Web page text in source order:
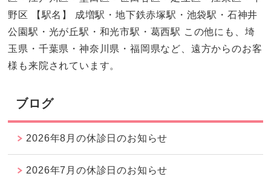
野区 【駅名】 成増駅・地下鉄赤塚駅・池袋駅・石神井
公園駅・光が丘駅・和光市駅・葛西駅 この他にも、埼
玉県・千葉県・神奈川県・福岡県など、遠方からのお客
様も来院されています。
ブログ
2026年8月の休診日のお知らせ
2026年7月の休診日のお知らせ